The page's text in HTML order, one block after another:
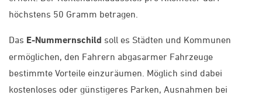
höchstens 50 Gramm betragen.
Das E-Nummernschild soll es Städten und Kommunen
ermöglichen, den Fahrern abgasarmer Fahrzeuge
bestimmte Vorteile einzuräumen. Möglich sind dabei
kostenloses oder günstigeres Parken, Ausnahmen bei